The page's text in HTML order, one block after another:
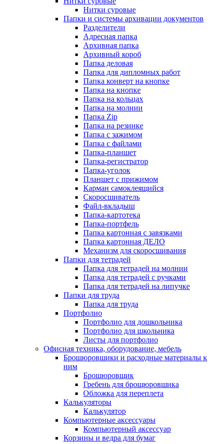
Нитки суровые
Папки и системы архивации документов
Разделители
Адресная папка
Архивная папка
Архивный короб
Папка деловая
Папка для дипломных работ
Папка конверт на кнопке
Папка на кнопке
Папка на кольцах
Папка на молнии
Папка Zip
Папка на резинке
Папка с зажимом
Папка с файлами
Папка-планшет
Папка-регистратор
Папка-уголок
Планшет с прижимом
Карман самоклеящийся
Скоросшиватель
Файл-вкладыш
Папка-картотека
Папка-портфель
Папка картонная с завязками
Папка картонная ДЕЛО
Механизм для скоросшивания
Папки для тетрадей
Папка для тетрадей на молнии
Папка для тетрадей с ручками
Папка для тетрадей на липучке
Папки для труда
Папка для труда
Портфолио
Портфолио для дошкольника
Портфолио для школьника
Листы для портфолио
Офисная техника, оборудование, мебель
Брошюровшики и расходные материалы к
ним
Брошюровщик
Гребень для брощюровшика
Обложка для переплета
Калькуляторы
Калькулятор
Компьютерные аксессуары
Компьютерный аксессуар
Корзины и ведра для бумаг